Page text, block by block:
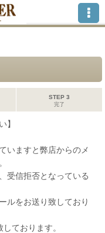
STEP 3
完了
】
いますと弊店からのメ
受信拒否となっている
ルをお送り致しており
ております。